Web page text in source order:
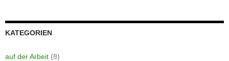
KATEGORIEN
auf der Arbeit (8)